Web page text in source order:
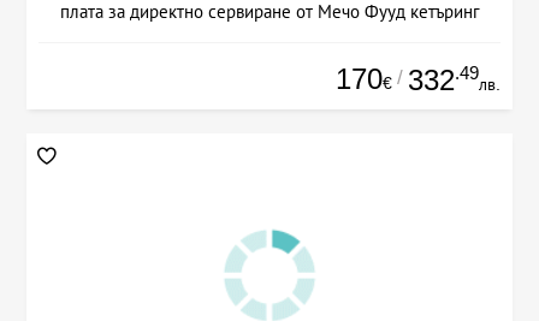
плата за директно сервиране от Мечо Фууд кетъринг
170€ / 332.49
лв.